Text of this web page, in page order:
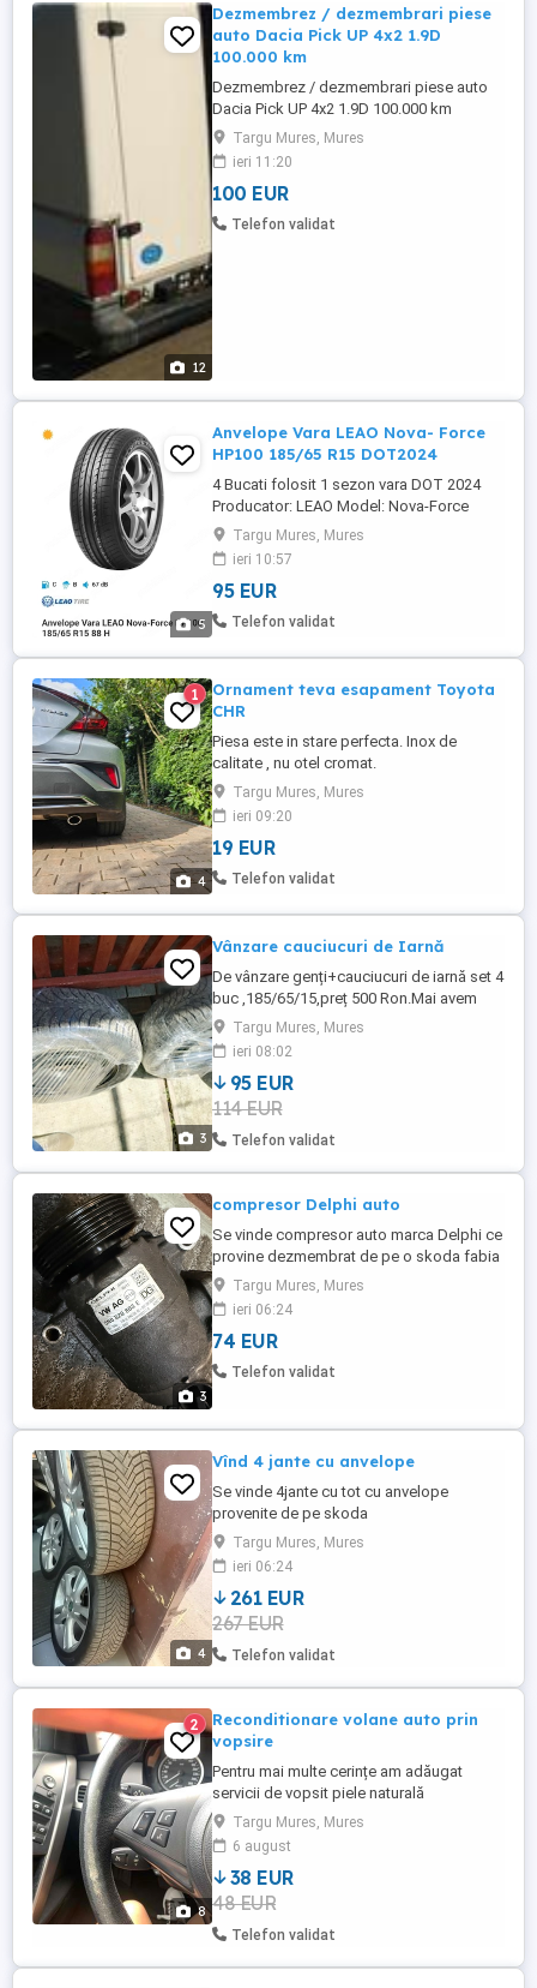
12
Dezmembrez / dezmembrari piese
auto Dacia Pick UP 4x2 1.9D
100.000 km
Dezmembrez / dezmembrari piese auto
Dacia Pick UP 4x2 1.9D 100.000 km
Targu Mures, Mures
ieri 11:20
100 EUR
Telefon validat
5
Anvelope Vara LEAO Nova- Force
HP100 185/65 R15 DOT2024
4 Bucati folosit 1 sezon vara DOT 2024
Producator: LEAO Model: Nova-Force
HP100 Sezon: Vara Dimensiune: 185/65
R15 Indice viteza: H (210 km/h) Indice
sarcina: 88 Destinatie: Turisme/4x4
Targu Mures, Mures
ieri 10:57
95 EUR
Telefon validat
4
1
Ornament teva esapament Toyota
CHR
Piesa este in stare perfecta. Inox de
calitate , nu otel cromat.
Targu Mures, Mures
ieri 09:20
19 EUR
Telefon validat
3
Vânzare cauciucuri de Iarnă
De vânzare genți+cauciucuri de iarnă set 4
buc ,185/65/15,preț 500 Ron.Mai avem
separat 4 cauciucuri de vară 185/65/15
preț 250 Ron.
Targu Mures, Mures
ieri 08:02
95 EUR
114 EUR
Telefon validat
3
compresor Delphi auto
Se vinde compresor auto marca Delphi ce
provine dezmembrat de pe o skoda fabia
1,6 tdi în stare perfectă!
Targu Mures, Mures
ieri 06:24
74 EUR
Telefon validat
4
Vînd 4 jante cu anvelope
Se vinde 4jante cu tot cu anvelope
provenite de pe skoda
fabia,OEM(jantele)înstare f.bună! Jante -
R16 ET43 5x100 ,J6,5 x16H2 Anvelope-
205/45R16 all season elite DOT
2buc.2024,2buc.2021 sunt în stare
perfecta atît anvelopele cît si jantele! Sunt
echilibrate! NU TRIMIT ÎN ȚARĂ
Targu Mures, Mures
ieri 06:24
261 EUR
267 EUR
Telefon validat
8
2
Reconditionare volane auto prin
vopsire
Pentru mai multe cerințe am adăugat
servicii de vopsit piele naturală
Recondiționare volane auto prin vopsire.
Folosim materiale și vopsele profesionale
de cea mai buna calitate, importate din
Anglia. Vopseaua nu crapă și nu se ia pe
mâini. Procesul este: -curățare vopsea
veche. -reparare, nivelare ...
Targu Mures, Mures
6 august
38 EUR
48 EUR
Telefon validat